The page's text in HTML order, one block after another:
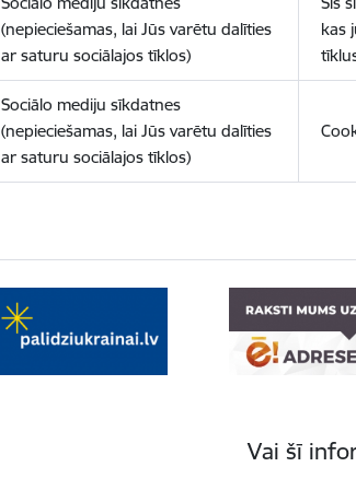
(nepieciešamas, lai Jūs varētu dalīties
ar saturu sociālajos tīklos)
kas
Sociālo mediju sīkdatnes
(nepieciešamas, lai Jūs varētu dalīties
ar saturu sociālajos tīklos)
Vai šī